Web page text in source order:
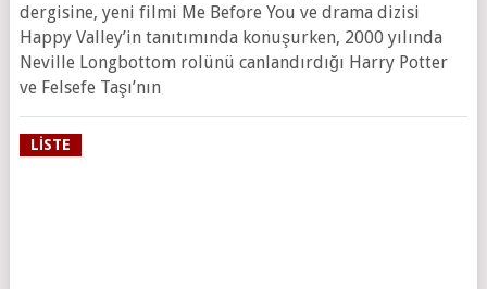
dergisine, yeni filmi Me Before You ve drama dizisi
Happy Valley’in tanıtımında konuşurken, 2000 yılında
Neville Longbottom rolünü canlandırdığı Harry Potter
ve Felsefe Taşı’nın
LISTE